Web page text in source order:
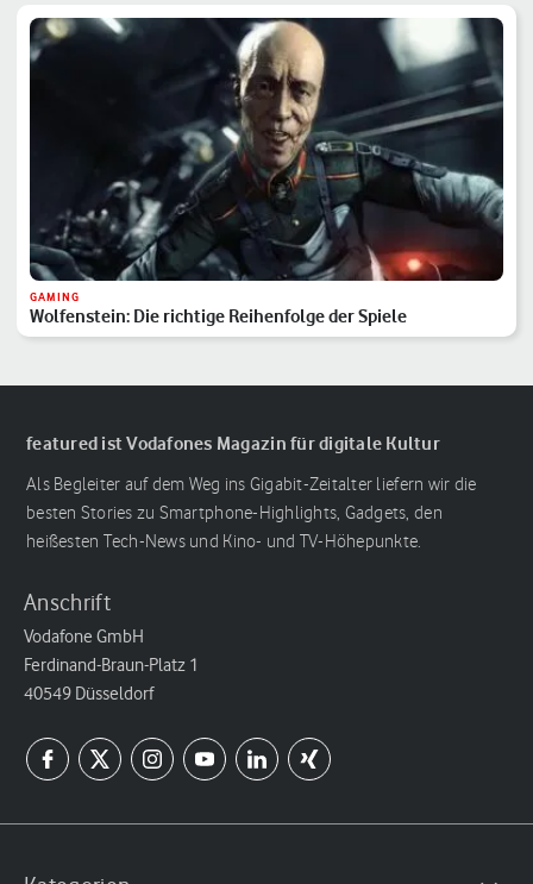
GAMING
Wolfenstein: Die richtige Reihenfolge der Spiele
featured ist Vodafones Magazin für digitale Kultur
Als Begleiter auf dem Weg ins Gigabit-Zeitalter liefern wir die
besten Stories zu Smartphone-Highlights, Gadgets, den
heißesten Tech-News und Kino- und TV-Höhepunkte.
Anschrift
Vodafone GmbH
Ferdinand-Braun-Platz 1
40549 Düsseldorf